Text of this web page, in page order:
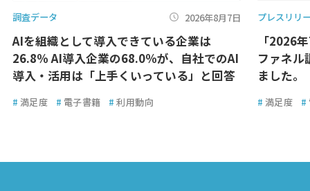
調査データ 2026年8月7日
AIを組織として導入できている企業は
26.8％ AI導入企業の68.0％が、自社でのAI
導入・活用は「上手くいっている」と回答
# 満足度 # 電子書籍 # 利用動向
プレスリリ
「2026
ファネル
ました。
# 満足度 #